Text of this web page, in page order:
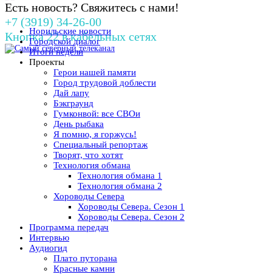
Есть новость? Свяжитесь с нами!
+7 (3919) 34-26-00
Кнопка 22 в кабельных сетях
Норильские новости
Городской диалог
Итоги недели
Проекты
Герои нашей памяти
Город трудовой доблести
Дай лапу
Бэкграунд
Гумконвой: все СВОи
День рыбака
Я помню, я горжусь!
Специальный репортаж
Творят, что хотят
Технология обмана
Технология обмана 1
Технология обмана 2
Хороводы Севера
Хороводы Севера. Сезон 1
Хороводы Севера. Сезон 2
Программа передач
Интервью
Аудиогид
Плато путорана
Красные камни